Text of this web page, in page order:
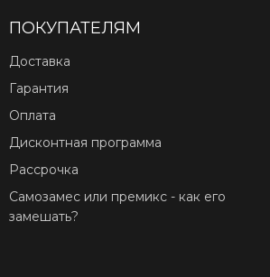
ПОКУПАТЕЛЯМ
Доставка
Гарантия
Оплата
Дисконтная программа
Рассрочка
Самозамес или премикс - как его
замешать?